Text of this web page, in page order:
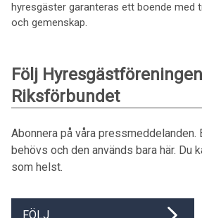
hyresgäster garanteras ett boende med
och gemenskap.
Följ Hyresgästföreningen
Riksförbundet
Abonnera på våra pressmeddelanden.
behövs och den används bara här. Du
som helst.
FÖLJ